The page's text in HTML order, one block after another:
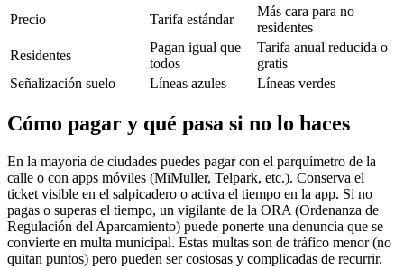
Precio Tarifa estándar
Más cara para no
residentes
Residentes
Pagan igual que
todos
Tarifa anual reducida o
gratis
Señalización suelo
Líneas azules Líneas verdes
Cómo pagar y qué pasa si no lo haces
En la mayoría de ciudades puedes pagar con el parquímetro de la
calle o con apps móviles (MiMuller, Telpark, etc.). Conserva el
ticket visible en el salpicadero o activa el tiempo en la app. Si no
pagas o superas el tiempo, un vigilante de la ORA (Ordenanza de
Regulación del Aparcamiento) puede ponerte una denuncia que se
convierte en multa municipal. Estas multas son de tráfico menor (no
quitan puntos) pero pueden ser costosas y complicadas de recurrir.